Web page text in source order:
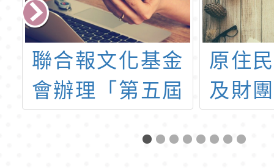
原住民族委員會
及財團法人原住
展基金會委託本
「
學教
的創